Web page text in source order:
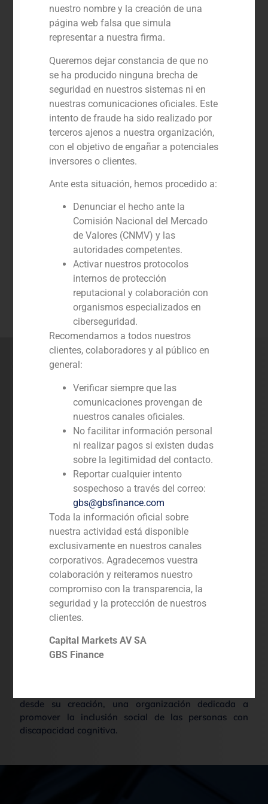
Colaboró en la creación de dos escuelas en África
(Sudán y Tanzania).
Las entidades con las que GBS Finance colabora
habitualmente en proyectos de responsabilidad social
corporativa son:
Fundación Princesa de Asturias ,
Invest for Children,
Asociación de Antiguos Alumnos de los Colegios de
la Guardia Civil,Olimpiadas Especiales
Fundación Fero,Fundación Leucemia y Linfoma
Además, desde 2015, GBS Finance es miembro
firmante del Pacto Mundial de las Naciones Unidas.
desde su creación, una organización dedicada a
promover la inclusión social de las personas con
discapacidad cognitiva.
nuestro nombre y la creación de una
página web falsa que simula
representar a nuestra firma.
Queremos dejar constancia de que no
se ha producido ninguna brecha de
seguridad en nuestros sistemas ni en
nuestras comunicaciones oficiales. Este
intento de fraude ha sido realizado por
terceros ajenos a nuestra organización,
con el objetivo de engañar a potenciales
inversores o clientes.
Ante esta situación, hemos procedido a:
Denunciar el hecho ante la
Comisión Nacional del Mercado
de Valores (CNMV) y las
autoridades competentes.
Activar nuestros protocolos
internos de protección
reputacional y colaboración con
organismos especializados en
ciberseguridad.
Recomendamos a todos nuestros
clientes, colaboradores y al público en
general:
Verificar siempre que las
comunicaciones provengan de
nuestros canales oficiales.
No facilitar información personal
ni realizar pagos si existen dudas
sobre la legitimidad del contacto.
Reportar cualquier intento
sospechoso a través del correo:
gbs@gbsfinance.com
Toda la información oficial sobre
nuestra actividad está disponible
exclusivamente en nuestros canales
corporativos. Agradecemos vuestra
colaboración y reiteramos nuestro
compromiso con la transparencia, la
seguridad y la protección de nuestros
clientes.
Capital Markets AV SA
GBS Finance